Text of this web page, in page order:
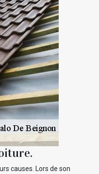
causes. Lors de son